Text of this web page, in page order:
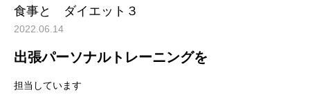
パーソナルトレーニ
キックボクシングで本当に
パーソナルトレーニ
食事と ダイエット３
2022.06.14
出張パーソナルトレーニングを
担当しています